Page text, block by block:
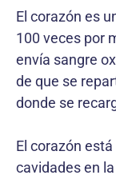
El corazón es
100 veces por
envía sangre
de que se
donde se
El corazón
cavidades en